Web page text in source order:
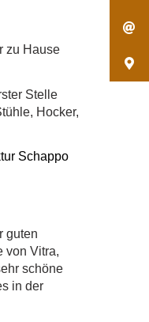
zu Hause
Stelle
Hocker,
Schappo
guten
von Vitra,
schöne
in der